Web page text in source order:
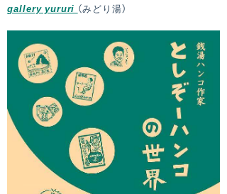
gallery yururi （みどり湯）